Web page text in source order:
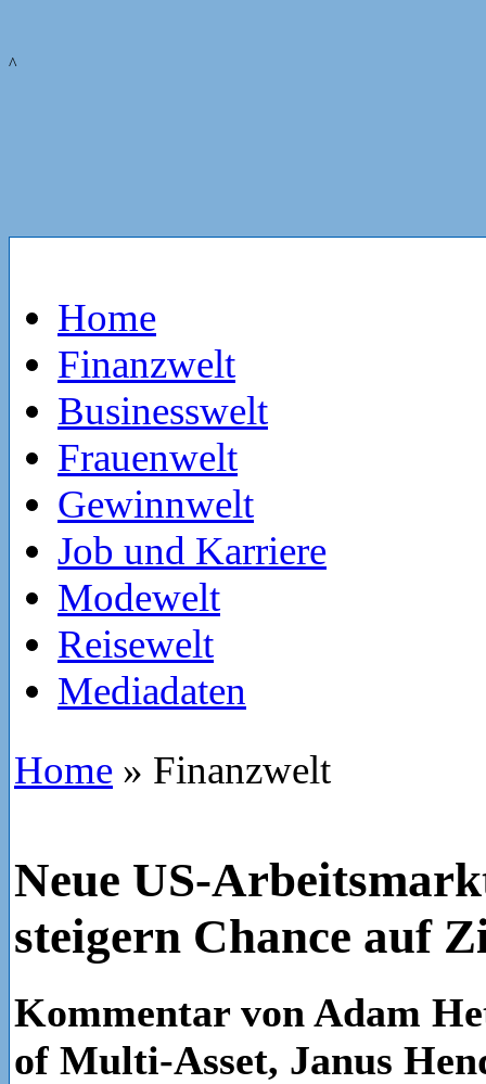
^
Home
Finanzwelt
Businesswelt
Frauenwelt
Gewinnwelt
Job und Karriere
Modewelt
Reisewelt
Mediadaten
Home » Finanzwelt
Neue US-
steigern Chance auf
Kommentar von Adam
of Multi-Asset, Janus